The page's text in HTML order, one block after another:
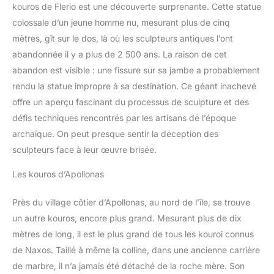
(iPhone, Samsung, Huawei, Xiaomi, etc.) Avec un port de botte
froide pour installer microphone ou lampe de complément.
Équipé d'une télécommande sans fil, il vous permet de prendre
des photos dans un rayon de 10 m
kouros de Flerio est une découverte surprenante. Cette statue
colossale d’un jeune homme nu, mesurant plus de cinq
mètres, gît sur le dos, là où les sculpteurs antiques l’ont
abandonnée il y a plus de 2 500 ans. La raison de cet
abandon est visible : une fissure sur sa jambe a probablement
rendu la statue impropre à sa destination. Ce géant inachevé
offre un aperçu fascinant du processus de sculpture et des
défis techniques rencontrés par les artisans de l’époque
archaïque. On peut presque sentir la déception des
sculpteurs face à leur œuvre brisée.
Les kouros d’Apollonas
Près du village côtier d’Apollonas, au nord de l’île, se trouve
un autre kouros, encore plus grand. Mesurant plus de dix
mètres de long, il est le plus grand de tous les kouroi connus
de Naxos. Taillé à même la colline, dans une ancienne carrière
de marbre, il n’a jamais été détaché de la roche mère. Son